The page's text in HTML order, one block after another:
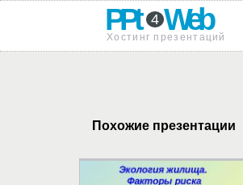
PPt 4 Web
Хостинг презентаций
Похожие презентации